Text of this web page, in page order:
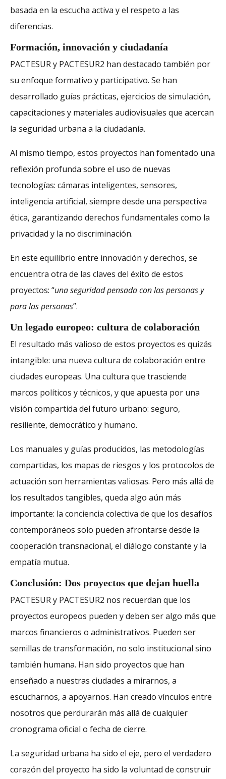
basada en la escucha activa y el respeto a las
diferencias.
Formación, innovación y ciudadanía
PACTESUR y PACTESUR2 han destacado también por
su enfoque formativo y participativo. Se han
desarrollado guías prácticas, ejercicios de simulación,
capacitaciones y materiales audiovisuales que acercan
la seguridad urbana a la ciudadanía.
Al mismo tiempo, estos proyectos han fomentado una
reflexión profunda sobre el uso de nuevas
tecnologías: cámaras inteligentes, sensores,
inteligencia artificial, siempre desde una perspectiva
ética, garantizando derechos fundamentales como la
privacidad y la no discriminación.
En este equilibrio entre innovación y derechos, se
encuentra otra de las claves del éxito de estos
proyectos: “una seguridad pensada con las personas y
para las personas”.
Un legado europeo: cultura de colaboración
El resultado más valioso de estos proyectos es quizás
intangible: una nueva cultura de colaboración entre
ciudades europeas. Una cultura que trasciende
marcos políticos y técnicos, y que apuesta por una
visión compartida del futuro urbano: seguro,
resiliente, democrático y humano.
Los manuales y guías producidos, las metodologías
compartidas, los mapas de riesgos y los protocolos de
actuación son herramientas valiosas. Pero más allá de
los resultados tangibles, queda algo aún más
importante: la conciencia colectiva de que los desafíos
contemporáneos solo pueden afrontarse desde la
cooperación transnacional, el diálogo constante y la
empatía mutua.
Conclusión: Dos proyectos que dejan huella
PACTESUR y PACTESUR2 nos recuerdan que los
proyectos europeos pueden y deben ser algo más que
marcos financieros o administrativos. Pueden ser
semillas de transformación, no solo institucional sino
también humana. Han sido proyectos que han
enseñado a nuestras ciudades a mirarnos, a
escucharnos, a apoyarnos. Han creado vínculos entre
nosotros que perdurarán más allá de cualquier
cronograma oficial o fecha de cierre.
La seguridad urbana ha sido el eje, pero el verdadero
corazón del proyecto ha sido la voluntad de construir